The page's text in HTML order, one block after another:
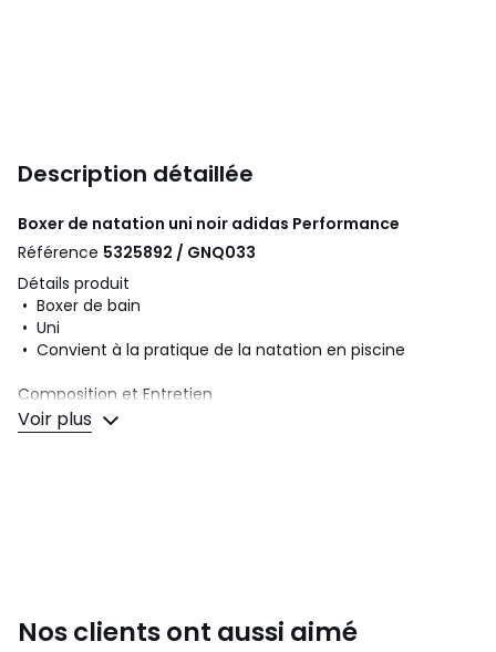
Description détaillée
Boxer de natation uni noir adidas Performance
Référence 5325892 / GNQ033
Détails produit
• Boxer de bain
• Uni
• Convient à la pratique de la natation en piscine
Composition et Entretien
• 78% polyamide, 22% élasthanne
• Pour l'entretien, merci de vous référer aux indications
Voir plus
Nos clients ont aussi aimé